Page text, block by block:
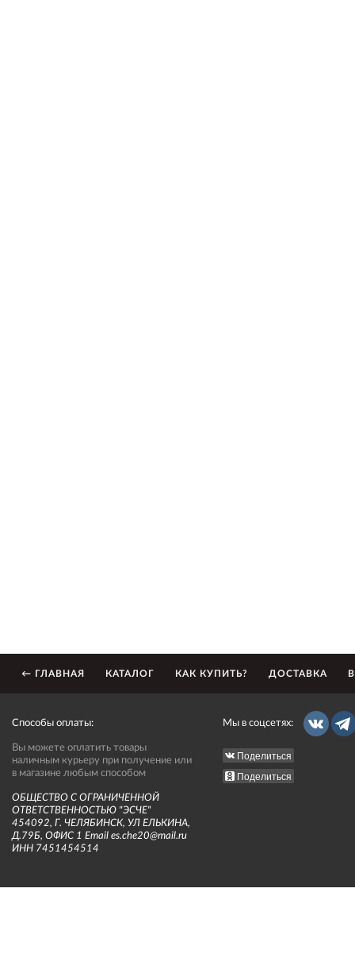
← ГЛАВНАЯ КАТАЛОГ КАК КУПИТЬ? ДОСТАВКА
Способы оплаты:
Вы можете оплатить товары
наличным курьеру при получение или
в магазине любым способом
ОБЩЕСТВО С ОГРАНИЧЕННОЙ
ОТВЕТСТВЕННОСТЬЮ "ЭСЧЕ"
454092, Г. ЧЕЛЯБИНСК, УЛ ЕЛЬКИНА,
Д.79Б, ОФИС 1 Email es.che20@mail.ru
ИНН 7451454514
Мы в соцсетях:
Поделиться
Поделиться